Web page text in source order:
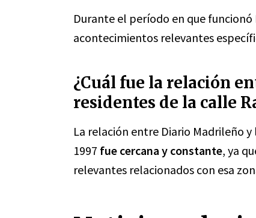
Durante el período en que
acontecimientos relevantes
¿Cuál fue la relación
residentes de la calle
La relación entre Diario Madrileño
1997 fue cercana y constante, ya
relevantes relacionados con esa